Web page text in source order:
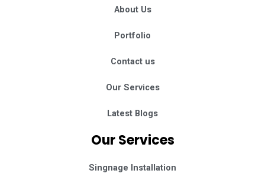
a
m
About Us
Portfolio
Contact us
Our Services
Latest Blogs
Our Services
Singnage Installation